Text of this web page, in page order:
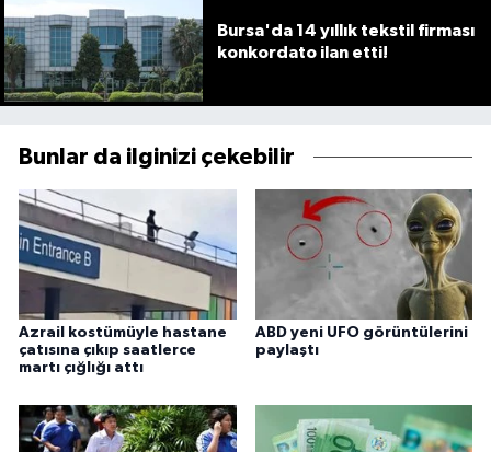
Bursa'da 14 yıllık tekstil firması
konkordato ilan etti!
Bunlar da ilginizi çekebilir
Azrail kostümüyle hastane
çatısına çıkıp saatlerce
martı çığlığı attı
ABD yeni UFO görüntülerini
paylaştı